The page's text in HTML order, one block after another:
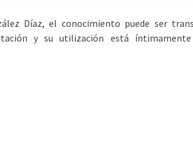
Díaz, el conocimiento puede ser
y su utilización está íntimamente